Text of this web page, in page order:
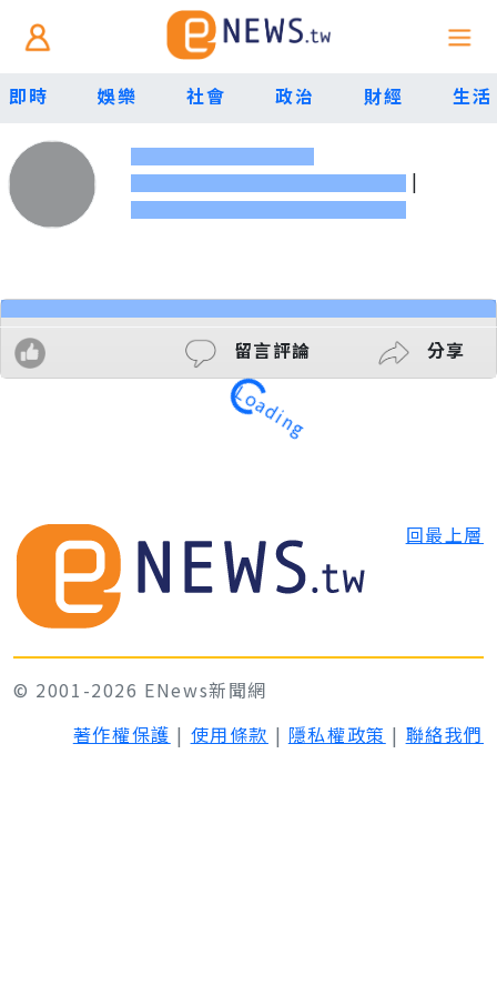
即時 娛樂 社會 政治 財經 生活
|
留言評論 分享
Loading
回最上層
© 2001-2026 ENews新聞網
著作權保護 | 使用條款 | 隱私權政策 | 聯絡我們